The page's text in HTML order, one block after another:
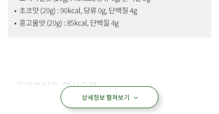
상세정보 펼쳐보기